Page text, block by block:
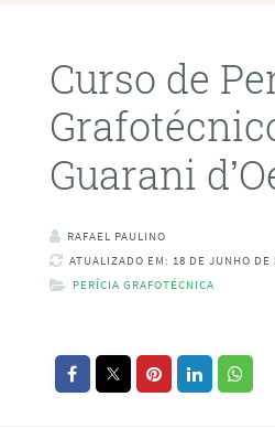
Curso de
Guarani
RAFAEL PAULINO
ATUALIZADO EM: 18 DE JUNHO DE
PERÍCIA GRAFOTÉCNICA